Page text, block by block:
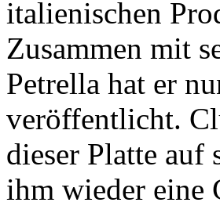
italienischen
Zusammen mit
Petrella hat er
veröffentlicht.
dieser Platte auf
ihm wieder eine